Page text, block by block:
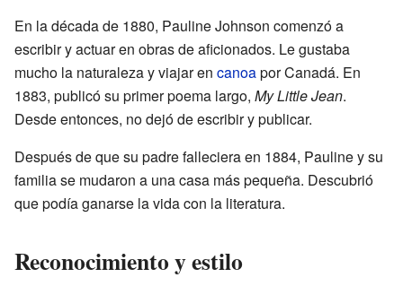
En la década de 1880, Pauline Johnson comenzó a
escribir y actuar en obras de aficionados. Le gustaba
mucho la naturaleza y viajar en canoapor Canadá. En
1883, publicó su primer poema largo, My Little Jean.
Desde entonces, no dejó de escribir y publicar.
Después de que su padre falleciera en 1884, Pauline y su
familia se mudaron a una casa más pequeña. Descubrió
que podía ganarse la vida con la literatura.
Reconocimiento y estilo